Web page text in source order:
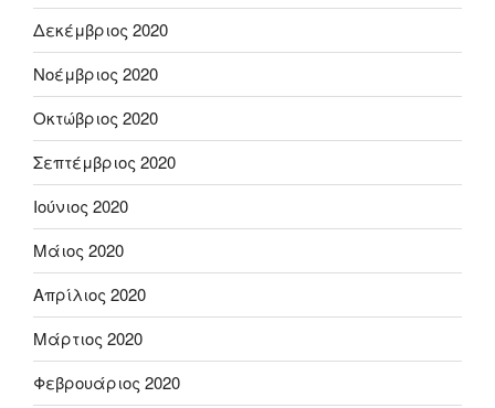
Δεκέμβριος 2020
Νοέμβριος 2020
Οκτώβριος 2020
Σεπτέμβριος 2020
Ιούνιος 2020
Μάιος 2020
Απρίλιος 2020
Μάρτιος 2020
Φεβρουάριος 2020